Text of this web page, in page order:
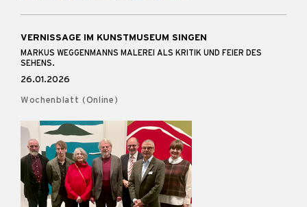
VERNISSAGE IM KUNSTMUSEUM SINGEN
MARKUS WEGGENMANNS MALEREI ALS KRITIK UND FEIER DES
SEHENS.
26.01.2026
Wochenblatt (Online)